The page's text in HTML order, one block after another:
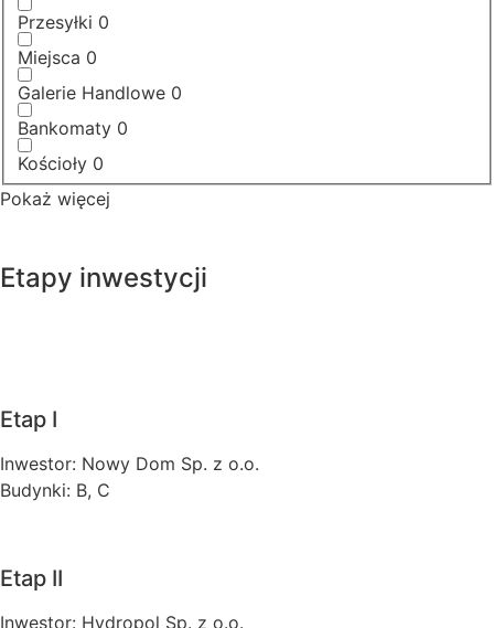
Przesyłki 0
Miejsca 0
Galerie Handlowe 0
Bankomaty 0
Kościoły 0
Pokaż więcej
Etapy inwestycji
Etap I
Inwestor: Nowy Dom Sp. z o.o.
Budynki: B, C
Etap II
Inwestor: Hydropol Sp. z o.o.